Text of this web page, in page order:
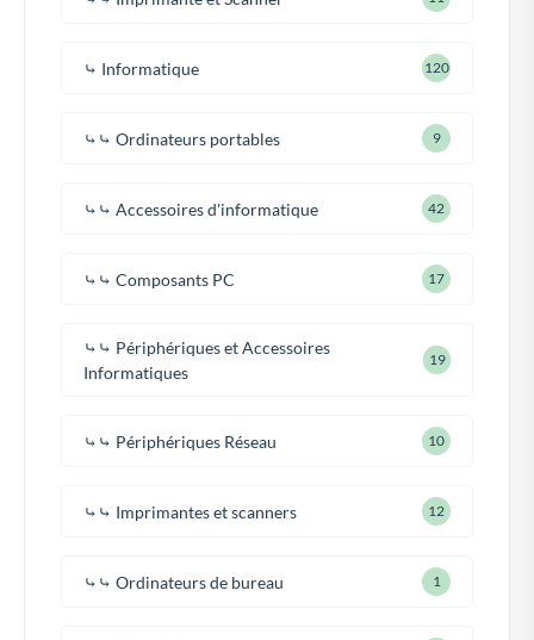
⤷ Informatique 120
⤷⤷ Ordinateurs portables 9
⤷⤷ Accessoires d'informatique 42
⤷⤷ Composants PC 17
⤷⤷ Périphériques et Accessoires
Informatiques
19
⤷⤷ Périphériques Réseau 10
⤷⤷ Imprimantes et scanners 12
⤷⤷ Ordinateurs de bureau 1